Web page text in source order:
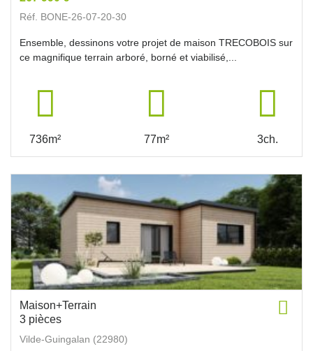
Réf. BONE-26-07-20-30
Ensemble, dessinons votre projet de maison TRECOBOIS sur
ce magnifique terrain arboré, borné et viabilisé,...
736m² 77m² 3ch.
Maison+Terrain
3 pièces
Vilde-Guingalan (22980)